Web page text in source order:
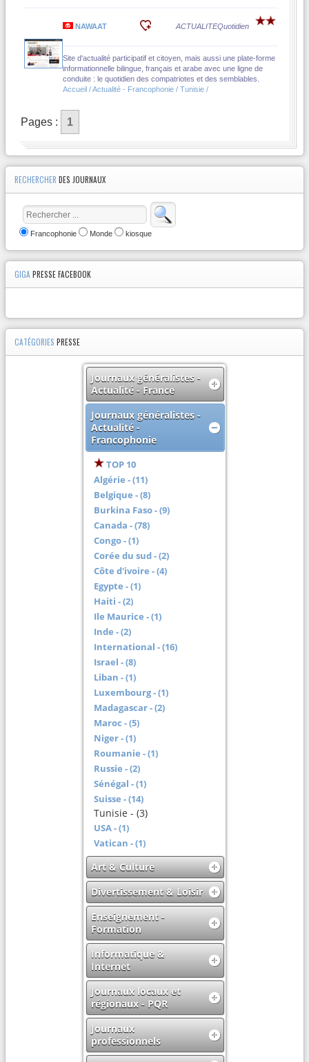
NAWAAT ACTUALITEQuotidien
Site d'actualité participatif et citoyen, mais aussi une plate-forme
informationnelle bilingue, français et arabe avec une ligne de
conduite : le quotidien des compatriotes et des semblables.
Accueil / Actualité - Francophonie / Tunisie /
Pages : 1
RECHERCHER DES JOURNAUX
Francophonie Monde kiosque
GIGAPRESSE FACEBOOK
CATÉGORIES PRESSE
Journaux généralistes -
Actualité - France
Journaux généralistes -
Actualité -
Francophonie
TOP 10
Algérie - (11)
Belgique - (8)
Burkina Faso - (9)
Canada - (78)
Congo - (1)
Corée du sud - (2)
Côte d'ivoire - (4)
Egypte - (1)
Haiti - (2)
Ile Maurice - (1)
Inde - (2)
International - (16)
Israel - (8)
Liban - (1)
Luxembourg - (1)
Madagascar - (2)
Maroc - (5)
Niger - (1)
Roumanie - (1)
Russie - (2)
Sénégal - (1)
Suisse - (14)
Tunisie - (3)
USA - (1)
Vatican - (1)
Art & Culture
Divertissement & Loisir
Enseignement -
Formation
Informatique &
Internet
Journaux locaux et
régionaux - PQR
Journaux
professionnels